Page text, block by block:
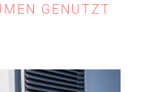
GENUTZT